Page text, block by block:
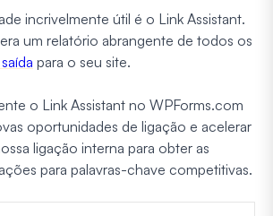
incrivelmente útil é o Link Assistant.
um relatório abrangente de todos os
para o seu site.
o Link Assistant no WPForms.com
oportunidades de ligação e acelerar
ligação interna para obter as
para palavras-chave competitivas.